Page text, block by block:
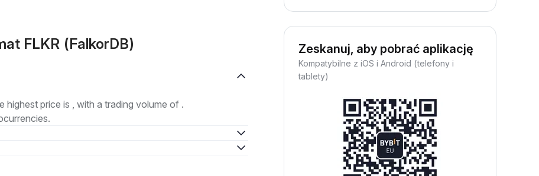
FLKR (FalkorDB)
price is , with a trading volume of .
Zeskanuj, aby pobrać aplikację
Kompatybilne z iOS i Android (telefony i
tablety)